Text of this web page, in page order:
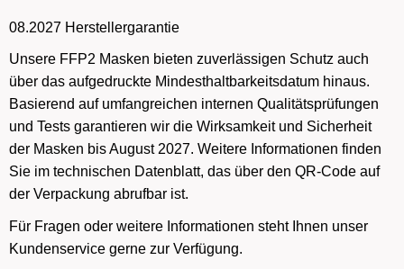
08.2027 Herstellergarantie
Unsere FFP2 Masken bieten zuverlässigen Schutz auch
über das aufgedruckte Mindesthaltbarkeitsdatum hinaus.
Basierend auf umfangreichen internen Qualitätsprüfungen
und Tests garantieren wir die Wirksamkeit und Sicherheit
der Masken bis August 2027. Weitere Informationen finden
Sie im technischen Datenblatt, das über den QR-Code auf
der Verpackung abrufbar ist.
Für Fragen oder weitere Informationen steht Ihnen unser
Kundenservice gerne zur Verfügung.